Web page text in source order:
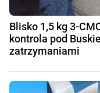
Blisko 1,5 kg 3-
kontrola pod
zatrzymaniami